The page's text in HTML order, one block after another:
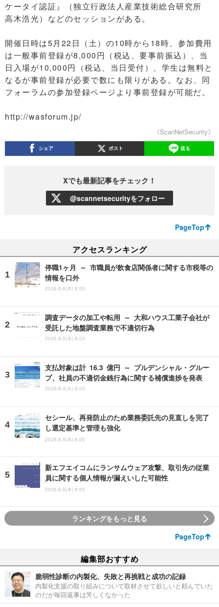
ケータイ認証』（独立行政法人産業技術総合研究所
高木浩光）などのセッションがある。
開催日時は5月22日（土）の10時から18時、参加費用
は一般事前登録が8,000円（税込、要事前振込）、当
日入場が10,000円（税込、当日受付）、学生は無料と
なるが事前登録が必要で数にも限りがある。なお、同
フォーラムの参加登録ページより事前登録が可能だ。
http://wasforum.jp/
《ScanNetSecurity》
シェア ポスト 送る
Xでも最新記事をチェック！
@scannetsecurityをフォロー
PageTop
アクセスランキング
停職1ヶ月 ～ 市職員が飲食店関係者に関する市税等の
情報を口外
2026.8.6(木) 8:05
調査データの加工や転用 ～ 大和ハウス工業子会社が
受託した地盤調査業務で不適切行為
2026.8.5(水) 8:05
支払対象は計 16.3 億円 ～ プルデンシャル・グルー
プ、社員の不適切金銭行為に関する補償進捗を発表
2026.8.4(火) 8:05
セシール、再発防止のため業務委託先の見直しを完了
し選定基準と管理も強化
2026.8.5(水) 8:05
新エフエイコムにランサムウェア攻撃、取引先の従業
員に関する個人情報が漏えいした可能性
2026.8.6(木) 8:05
ランキングをもっと見る
PageTop
編集部おすすめ
脆弱性診断の内製化、失敗と再挑戦と成功の記録
内製化支援の取り組みについて取材させて欲しいと頼んでいた
のだが毎回返事は芳しくなかった